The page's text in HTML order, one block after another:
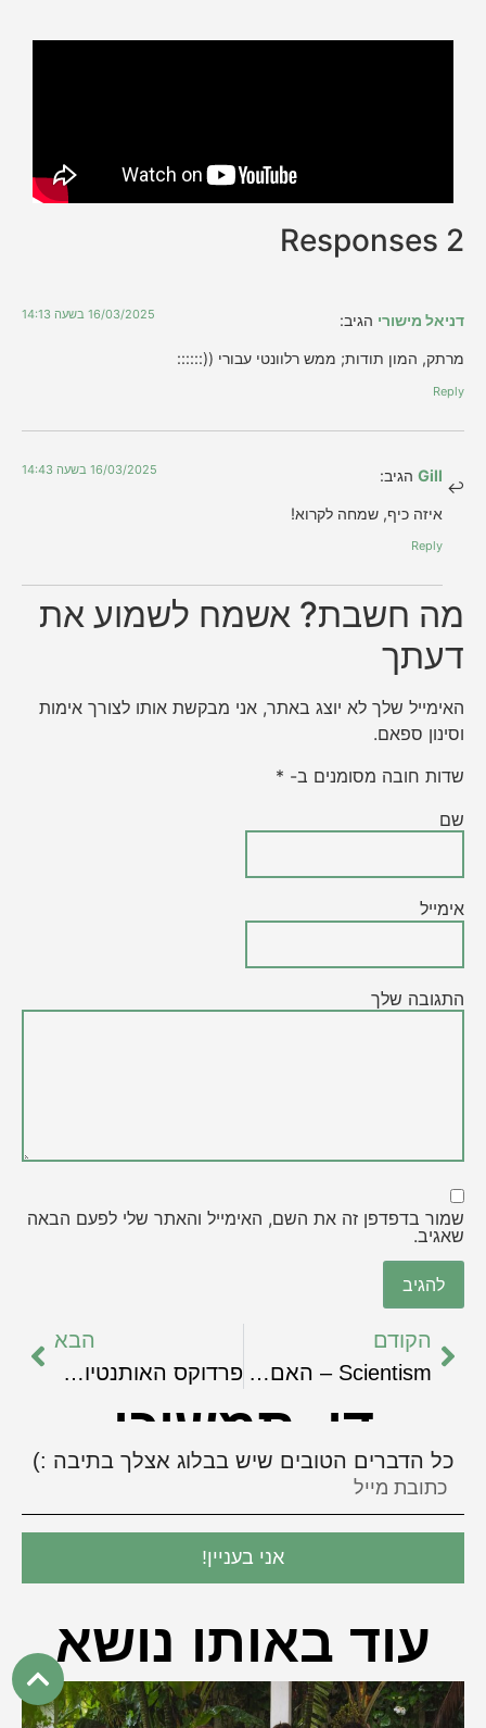
2 Responses
דניאל מישורי הגיב: 16/03/2025 בשעה 14:13
מרתק, המון תודות; ממש רלוונטי עבורי ((::::::
Reply
Gill הגיב: 16/03/2025 בשעה 14:43
איזה כיף, שמחה לקרוא!
Reply
מה חשבת? אשמח לשמוע את
דעתך
האימייל שלך לא יוצג באתר, אני מבקשת אותו לצורך אימות
וסינון ספאם.
שדות חובה מסומנים ב- *
שם
אימייל
התגובה שלך
שמור בדפדפן זה את השם, האימייל והאתר שלי לפעם הבאה
שאגיב.
הקודם
Scientism – האם המדע הפך לסמכות העליונה?
הבא
פרדוקס האותנטיות במדיה החברתית
די, תמשיכי
כל הדברים הטובים שיש בבלוג אצלך בתיבה :)
אני בעניין!
עוד באותו נושא